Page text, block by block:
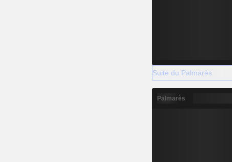
Suite du Palmarès
Palmarès